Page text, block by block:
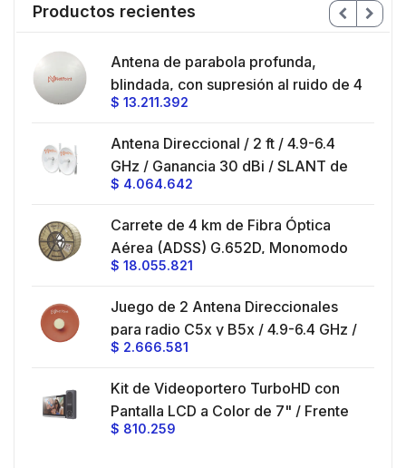
Productos recientes
Antena de parabola profunda,
blindada, con supresión al ruido de 4
ft, 5.9-7.2 GHz, Ganancia 36 dBi con
hasta 80 km, Conectores N-hembra,
montaje con alineación milimétrica.
$ 13.211.392
Antena Direccional / 2 ft / 4.9-6.4
GHz / Ganancia 30 dBi / SLANT de
45 ° y 90 ° / Conector N-Hembra /
$ 4.064.642
Carrete de 4 km de Fibra Óptica
Aérea (ADSS) G.652D, Monomodo
de 24 Hilos, Exterior, Span 200,
$ 18.055.821
Juego de 2 Antena Direccionales
para radio C5x y B5x / 4.9-6.4 GHz /
Ganancia 27 dBi / Montaje incluido.
$ 2.666.581
Kit de Videoportero TurboHD con
Pantalla LCD a Color de 7" / Frente
de Calle para Exterior de
$ 810.259